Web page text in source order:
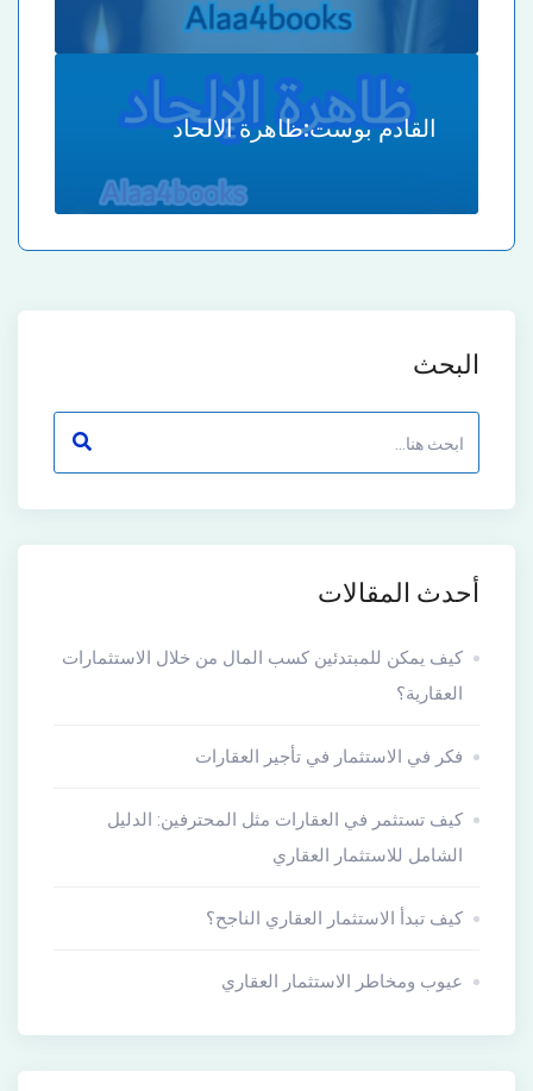
القادم بوست:ظاهرة الالحاد
البحث
أحدث المقالات
كيف يمكن للمبتدئين كسب المال من خلال الاستثمارات
العقارية؟
فكر في الاستثمار في تأجير العقارات
كيف تستثمر في العقارات مثل المحترفين: الدليل
الشامل للاستثمار العقاري
كيف تبدأ الاستثمار العقاري الناجح؟
عيوب ومخاطر الاستثمار العقاري